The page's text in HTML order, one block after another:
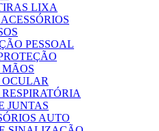
LIXA
PESSOAL
JUNTAS
AUTO